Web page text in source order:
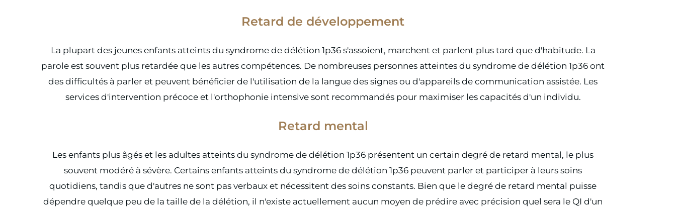
Retard de développement
La plupart des jeunes enfants atteints du syndrome de délétion 1p36 s'assoient, marchent et parlent plus tard que d'habitude. La
parole est souvent plus retardée que les autres compétences. De nombreuses personnes atteintes du syndrome de délétion 1p36 ont
des difficultés à parler et peuvent bénéficier de l'utilisation de la langue des signes ou d'appareils de communication assistée. Les
services d'intervention précoce et l'orthophonie intensive sont recommandés pour maximiser les capacités d'un individu.
Retard mental
Les enfants plus âgés et les adultes atteints du syndrome de délétion 1p36 présentent un certain degré de retard mental, le plus
souvent modéré à sévère. Certains enfants atteints du syndrome de délétion 1p36 peuvent parler et participer à leurs soins
quotidiens, tandis que d'autres ne sont pas verbaux et nécessitent des soins constants. Bien que le degré de retard mental puisse
dépendre quelque peu de la taille de la délétion, il n'existe actuellement aucun moyen de prédire avec précision quel sera le QI d'un